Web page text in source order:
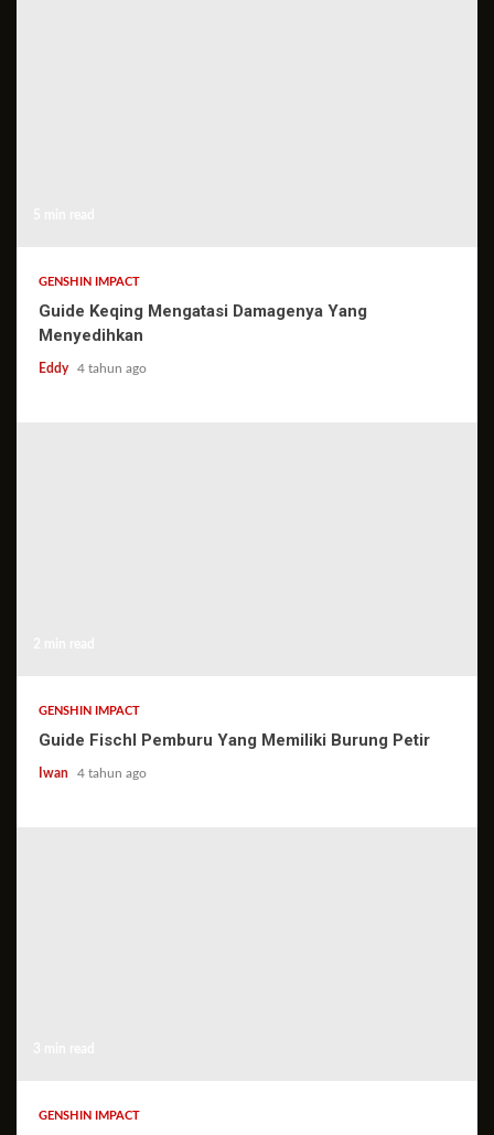
GENSHIN IMPACT
Guide Keqing Mengatasi Damagenya Yang
Menyedihkan
Eddy 4 tahun ago
GENSHIN IMPACT
Guide Fischl Pemburu Yang Memiliki Burung Petir
Iwan 4 tahun ago
GENSHIN IMPACT